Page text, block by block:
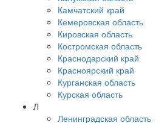
Камчатский край
Кемеровская область
Кировская область
Костромская область
Краснодарский край
Красноярский край
Курганская область
Курская область
Л
Ленинградская область